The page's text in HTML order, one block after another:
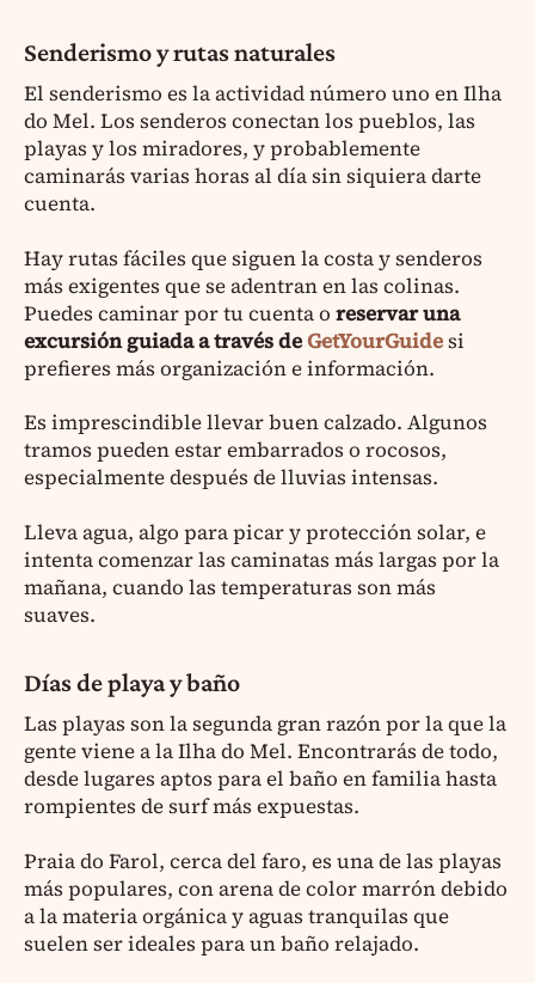
Senderismo y rutas naturales
El senderismo es la actividad número uno en Ilha
do Mel. Los senderos conectan los pueblos, las
playas y los miradores, y probablemente
caminarás varias horas al día sin siquiera darte
cuenta.
Hay rutas fáciles que siguen la costa y senderos
más exigentes que se adentran en las colinas.
Puedes caminar por tu cuenta o reservar una
excursión guiada a través deGetYourGuidesi
prefieres más organización e información.
Es imprescindible llevar buen calzado. Algunos
tramos pueden estar embarrados o rocosos,
especialmente después de lluvias intensas.
Lleva agua, algo para picar y protección solar, e
intenta comenzar las caminatas más largas por la
mañana, cuando las temperaturas son más
suaves.
Días de playa y baño
Las playas son la segunda gran razón por la que la
gente viene a la Ilha do Mel. Encontrarás de todo,
desde lugares aptos para el baño en familia hasta
rompientes de surf más expuestas.
Praia do Farol, cerca del faro, es una de las playas
más populares, con arena de color marrón debido
a la materia orgánica y aguas tranquilas que
suelen ser ideales para un baño relajado.